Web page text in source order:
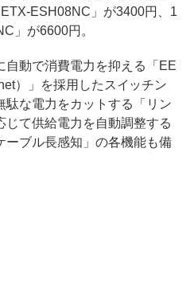
ESH08NC」が3400円、1
」が6600円。
動で消費電力を抑える「EE
）」を採用したスイッチン
駄な電力をカットする「リン
じて供給電力を自動調整する
ーブル長感知」の各機能も備